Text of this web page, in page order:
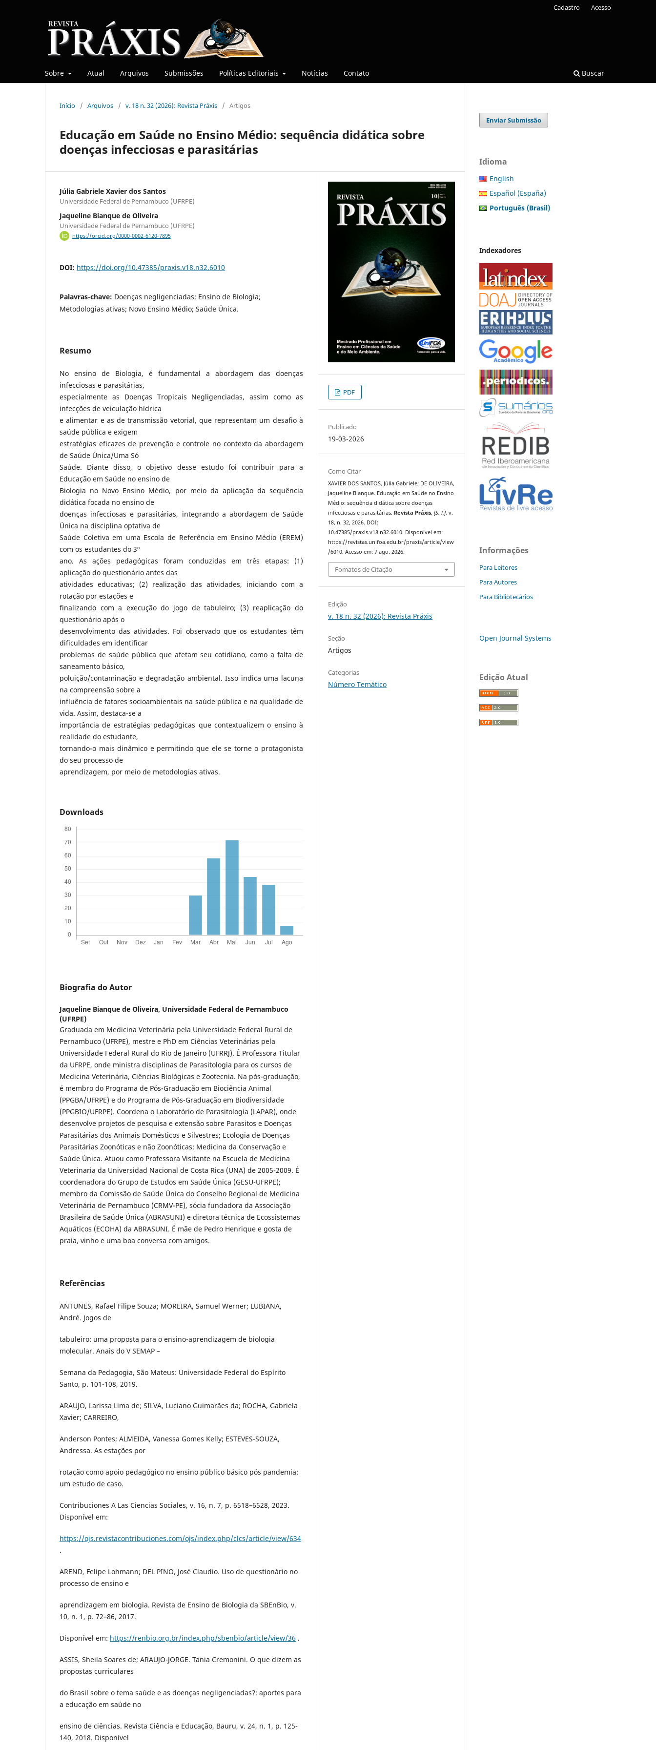
Sobre Atual Arquivos Submissões Políticas Editoriais Notícias Contato Buscar
Cadastro Acesso
Início / Arquivos / v. 18 n. 32 (2026): Revista Práxis / Artigos
Educação em Saúde no Ensino Médio: sequência didática sobre
doenças infecciosas e parasitárias
Júlia Gabriele Xavier dos Santos
Universidade Federal de Pernambuco (UFRPE)
Jaqueline Bianque de Oliveira
Universidade Federal de Pernambuco (UFRPE)
https://orcid.org/0000-0002-6120-7895
DOI: https://doi.org/10.47385/praxis.v18.n32.6010
Palavras-chave: Doenças negligenciadas; Ensino de Biologia;
Metodologias ativas; Novo Ensino Médio; Saúde Única.
Resumo
No ensino de Biologia, é fundamental a abordagem das doenças
infecciosas e parasitárias,
especialmente as Doenças Tropicais Negligenciadas, assim como as
infecções de veiculação hídrica
e alimentar e as de transmissão vetorial, que representam um desafio à
saúde pública e exigem
estratégias eficazes de prevenção e controle no contexto da abordagem
de Saúde Única/Uma Só
Saúde. Diante disso, o objetivo desse estudo foi contribuir para a
Educação em Saúde no ensino de
Biologia no Novo Ensino Médio, por meio da aplicação da sequência
didática focada no ensino de
doenças infecciosas e parasitárias, integrando a abordagem de Saúde
Única na disciplina optativa de
Saúde Coletiva em uma Escola de Referência em Ensino Médio (EREM)
com os estudantes do 3º
ano. As ações pedagógicas foram conduzidas em três etapas: (1)
aplicação do questionário antes das
atividades educativas; (2) realização das atividades, iniciando com a
rotação por estações e
finalizando com a execução do jogo de tabuleiro; (3) reaplicação do
questionário após o
desenvolvimento das atividades. Foi observado que os estudantes têm
dificuldades em identificar
problemas de saúde pública que afetam seu cotidiano, como a falta de
saneamento básico,
poluição/contaminação e degradação ambiental. Isso indica uma lacuna
na compreensão sobre a
influência de fatores socioambientais na saúde pública e na qualidade de
vida. Assim, destaca-se a
importância de estratégias pedagógicas que contextualizem o ensino à
realidade do estudante,
tornando-o mais dinâmico e permitindo que ele se torne o protagonista
do seu processo de
aprendizagem, por meio de metodologias ativas.
Downloads
Biografia do Autor
Jaqueline Bianque de Oliveira, Universidade Federal de Pernambuco
(UFRPE)
Graduada em Medicina Veterinária pela Universidade Federal Rural de
Pernambuco (UFRPE), mestre e PhD em Ciências Veterinárias pela
Universidade Federal Rural do Rio de Janeiro (UFRRJ). É Professora Titular
da UFRPE, onde ministra disciplinas de Parasitologia para os cursos de
Medicina Veterinária, Ciências Biológicas e Zootecnia. Na pós-graduação,
é membro do Programa de Pós-Graduação em Biociência Animal
(PPGBA/UFRPE) e do Programa de Pós-Graduação em Biodiversidade
(PPGBIO/UFRPE). Coordena o Laboratório de Parasitologia (LAPAR), onde
desenvolve projetos de pesquisa e extensão sobre Parasitos e Doenças
Parasitárias dos Animais Domésticos e Silvestres; Ecologia de Doenças
Parasitárias Zoonóticas e não Zoonóticas; Medicina da Conservação e
Saúde Única. Atuou como Professora Visitante na Escuela de Medicina
Veterinaria da Universidad Nacional de Costa Rica (UNA) de 2005-2009. É
coordenadora do Grupo de Estudos em Saúde Única (GESU-UFRPE);
membro da Comissão de Saúde Única do Conselho Regional de Medicina
Veterinária de Pernambuco (CRMV-PE), sócia fundadora da Associação
Brasileira de Saúde Única (ABRASUNI) e diretora técnica de Ecossistemas
Aquáticos (ECOHA) da ABRASUNI. É mãe de Pedro Henrique e gosta de
praia, vinho e uma boa conversa com amigos.
Referências
ANTUNES, Rafael Filipe Souza; MOREIRA, Samuel Werner; LUBIANA,
André. Jogos de
tabuleiro: uma proposta para o ensino-aprendizagem de biologia
molecular. Anais do V SEMAP –
Semana da Pedagogia, São Mateus: Universidade Federal do Espírito
Santo, p. 101-108, 2019.
ARAUJO, Larissa Lima de; SILVA, Luciano Guimarães da; ROCHA, Gabriela
Xavier; CARREIRO,
Anderson Pontes; ALMEIDA, Vanessa Gomes Kelly; ESTEVES-SOUZA,
Andressa. As estações por
rotação como apoio pedagógico no ensino público básico pós pandemia:
um estudo de caso.
Contribuciones A Las Ciencias Sociales, v. 16, n. 7, p. 6518–6528, 2023.
Disponível em:
https://ojs.revistacontribuciones.com/ojs/index.php/clcs/article/view/634
.
AREND, Felipe Lohmann; DEL PINO, José Claudio. Uso de questionário no
processo de ensino e
aprendizagem em biologia. Revista de Ensino de Biologia da SBEnBio, v.
10, n. 1, p. 72–86, 2017.
Disponível em: https://renbio.org.br/index.php/sbenbio/article/view/36 .
ASSIS, Sheila Soares de; ARAUJO-JORGE. Tania Cremonini. O que dizem as
propostas curriculares
do Brasil sobre o tema saúde e as doenças negligenciadas?: aportes para
a educação em saúde no
ensino de ciências. Revista Ciência e Educação, Bauru, v. 24, n. 1, p. 125-
140, 2018. Disponível
PDF
Publicado
19-03-2026
Como Citar
XAVIER DOS SANTOS, Júlia Gabriele; DE OLIVEIRA,
Jaqueline Bianque. Educação em Saúde no Ensino
Médio: sequência didática sobre doenças
infecciosas e parasitárias. Revista Práxis,[S. l.], v.
18, n. 32, 2026. DOI:
10.47385/praxis.v18.n32.6010. Disponível em:
https://revistas.unifoa.edu.br/praxis/article/view
/6010. Acesso em: 7 ago. 2026.
Fomatos de Citação
Edição
v. 18 n. 32 (2026): Revista Práxis
Seção
Artigos
Categorias
Número Temático
Enviar Submissão
Idioma
English
Español (España)
Português (Brasil)
Indexadores
Informações
Para Leitores
Para Autores
Para Bibliotecários
Open Journal Systems
Edição Atual